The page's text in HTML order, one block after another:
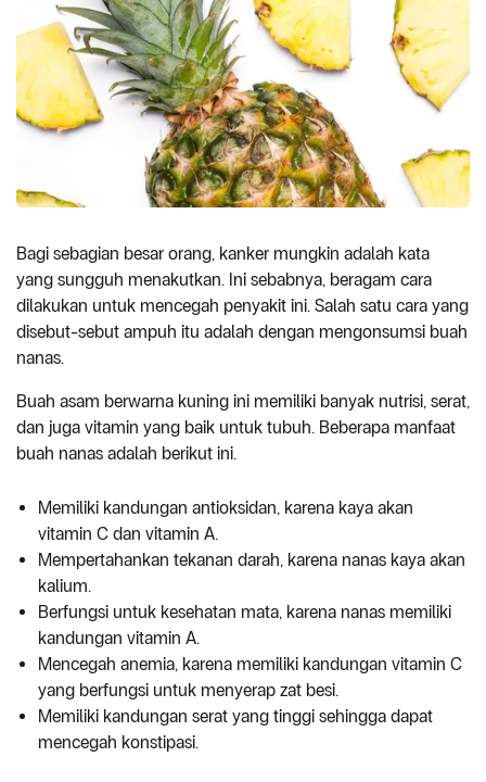
Bagi sebagian besar orang, kanker mungkin adalah kata
yang sungguh menakutkan. Ini sebabnya, beragam cara
dilakukan untuk mencegah penyakit ini. Salah satu cara yang
disebut-sebut ampuh itu adalah dengan mengonsumsi buah
nanas.
Buah asam berwarna kuning ini memiliki banyak nutrisi, serat,
dan juga vitamin yang baik untuk tubuh. Beberapa manfaat
buah nanas adalah berikut ini.
Memiliki kandungan antioksidan, karena kaya akan
vitamin C dan vitamin A.
Mempertahankan tekanan darah, karena nanas kaya akan
kalium.
Berfungsi untuk kesehatan mata, karena nanas memiliki
kandungan vitamin A.
Mencegah anemia, karena memiliki kandungan vitamin C
yang berfungsi untuk menyerap zat besi.
Memiliki kandungan serat yang tinggi sehingga dapat
mencegah konstipasi.